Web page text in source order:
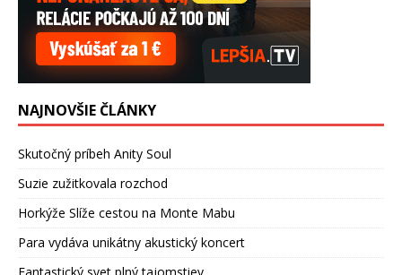
NAJNOVŠIE ČLÁNKY
Skutočný príbeh Anity Soul
Suzie zužitkovala rozchod
Horkýže Slíže cestou na Monte Mabu
Para vydáva unikátny akustický koncert
Fantastický svet plný tajomstiev